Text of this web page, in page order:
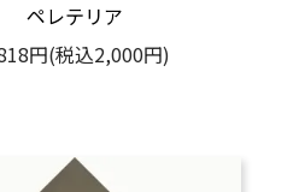
ペレテリア
円(税込2,000円)